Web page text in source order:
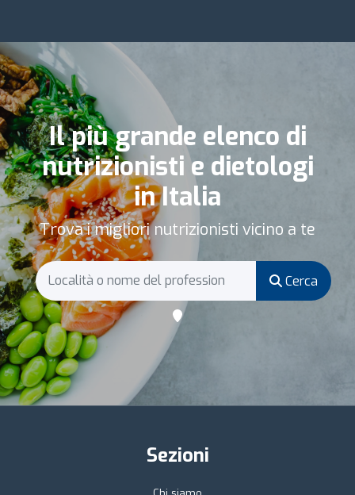
Il più grande elenco di
nutrizionisti e dietologi
in Italia
Trova i migliori nutrizionisti vicino a te
Cerca
Sezioni